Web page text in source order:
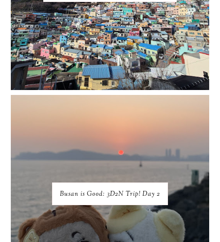
Busan is Good: 3D2N Trip! Day 2